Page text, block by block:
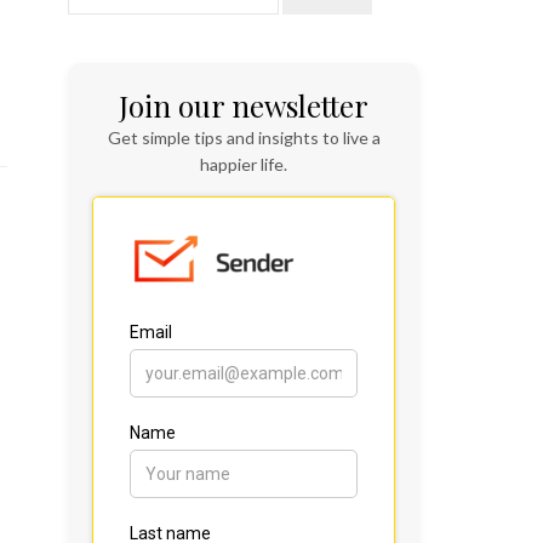
Join our newsletter
Get simple tips and insights to live a
happier life.